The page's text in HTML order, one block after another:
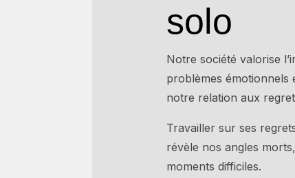
solo
Notre société valorise
problèmes émotionnels
notre relation aux
Travailler sur ses
révèle nos angles
moments difficiles.